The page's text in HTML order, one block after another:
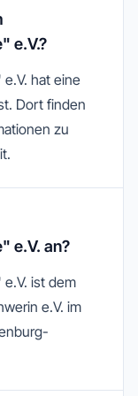
e.V.?
hat eine
Dort finden
zu
e.V. an?
ist dem
e.V. im